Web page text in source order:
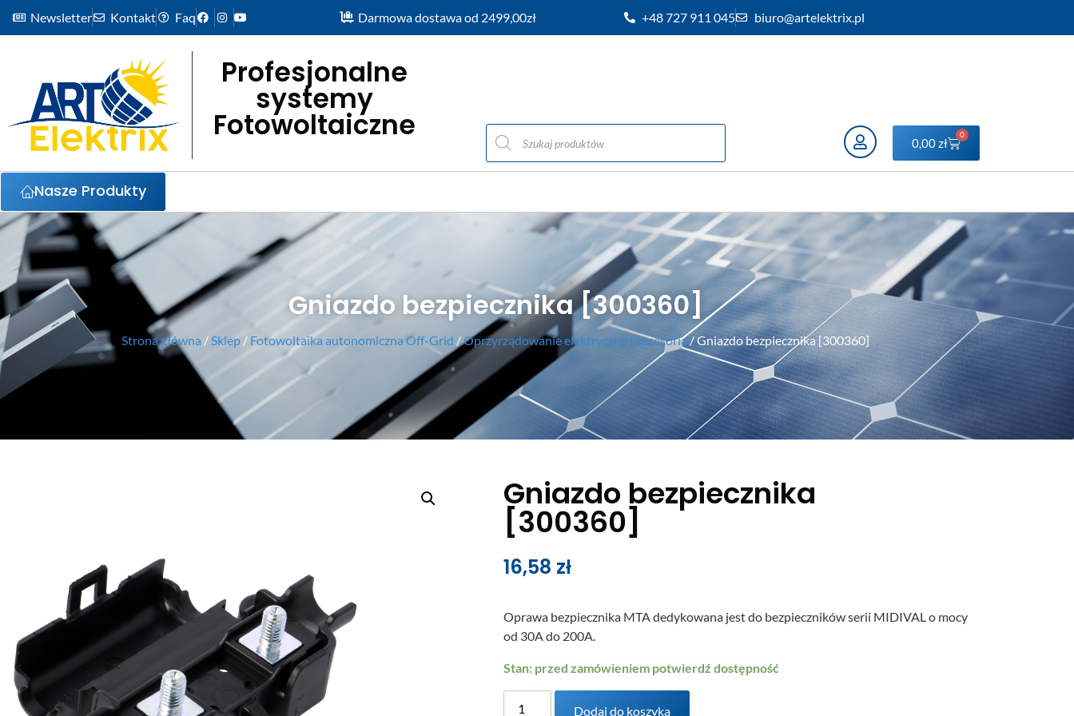
Newsletter Kontakt Faq Darmowa dostawa od 2499,00zł +48 727 911 045 biuro@artelektrix.pl
Profesjonalne
systemy
Fotowoltaiczne 0,00zł
0
Nasze Produkty
Gniazdo bezpiecznika [300360]
Strona główna /Sklep / Fotowoltaika autonomiczna Off-Grid /Oprzyrządowanie elektryczne i akcesoria/ Gniazdo bezpiecznika [300360]
Gniazdo bezpiecznika
[300360]
16,58 zł
Oprawa bezpiecznika MTA dedykowana jest do bezpieczników serii MIDIVAL o mocy
od 30A do 200A.
Stan: przed zamówieniem potwierdź dostępność
Dodaj do koszyka